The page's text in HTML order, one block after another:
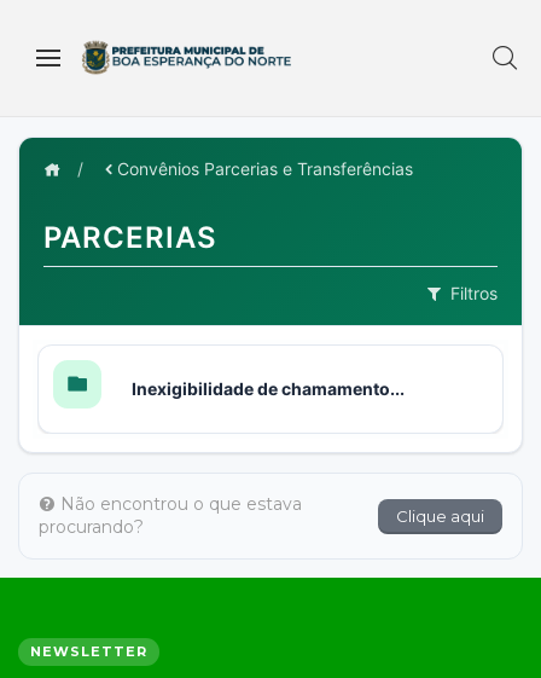
/ Convênios Parcerias e Transferências
PARCERIAS
Filtros
Inexigibilidade de chamamento...
Não encontrou o que estava
procurando?
Clique aqui
NEWSLETTER